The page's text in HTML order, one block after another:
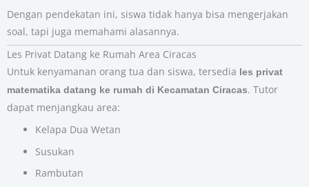
Dengan pendekatan ini, siswa tidak hanya bisa mengerjakan
soal, tapi juga memahami alasannya.
Les Privat Datang ke Rumah Area Ciracas
Untuk kenyamanan orang tua dan siswa, tersedia les privat
matematika datang ke rumah di Kecamatan Ciracas. Tutor
dapat menjangkau area:
Kelapa Dua Wetan
Susukan
Rambutan